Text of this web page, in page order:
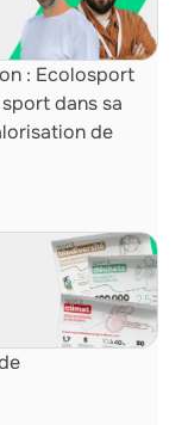
: Ecolosport
dans sa
de